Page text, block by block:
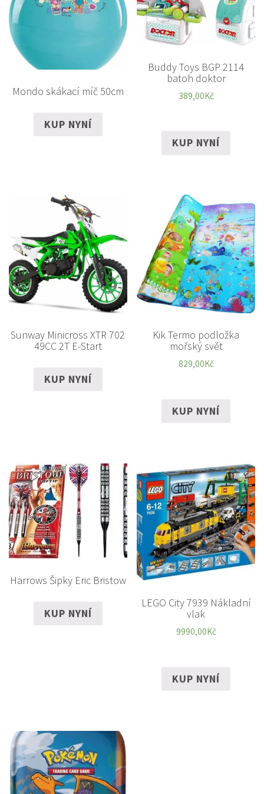
Mondo skákací míč 50cm
KUP NYNÍ
Buddy Toys BGP 2114
batoh doktor
389,00Kč
KUP NYNÍ
Sunway Minicross XTR 702
49CC 2T E-Start
KUP NYNÍ
Kik Termo podložka
mořský svět
829,00Kč
KUP NYNÍ
Harrows Šipky Eric Bristow
KUP NYNÍ
LEGO City 7939 Nákladní
vlak
9990,00Kč
KUP NYNÍ